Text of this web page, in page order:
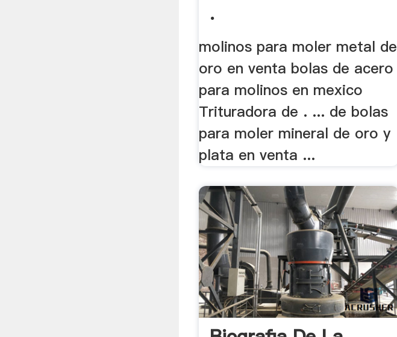
.
molinos para moler metal de
oro en venta bolas de acero
para molinos en mexico
Trituradora de . ... de bolas
para moler mineral de oro y
plata en venta ...